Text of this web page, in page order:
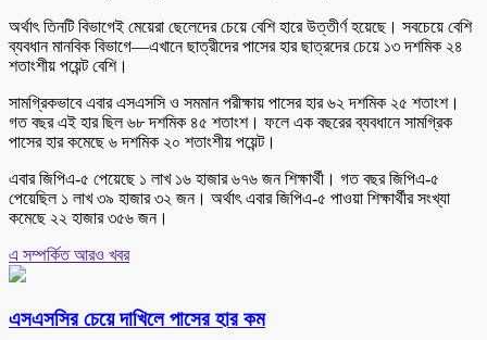
অর্থাৎ তিনটি বিভাগেই মেয়েরা ছেলেদের চেয়ে বেশি হারে উত্তীর্ণ হয়েছে। সবচেয়ে বেশি
ব্যবধান মানবিক বিভাগে—এখানে ছাত্রীদের পাসের হার ছাত্রদের চেয়ে ১৩ দশমিক ২৪
শতাংশীয় পয়েন্ট বেশি।
সামগ্রিকভাবে এবার এসএসসি ও সমমান পরীক্ষায় পাসের হার ৬২ দশমিক ২৫ শতাংশ।
গত বছর এই হার ছিল ৬৮ দশমিক ৪৫ শতাংশ। ফলে এক বছরের ব্যবধানে সামগ্রিক
পাসের হার কমেছে ৬ দশমিক ২০ শতাংশীয় পয়েন্ট।
এবার জিপিএ-৫ পেয়েছে ১ লাখ ১৬ হাজার ৬৭৬ জন শিক্ষার্থী। গত বছর জিপিএ-৫
পেয়েছিল ১ লাখ ৩৯ হাজার ৩২ জন। অর্থাৎ এবার জিপিএ-৫ পাওয়া শিক্ষার্থীর সংখ্যা
কমেছে ২২ হাজার ৩৫৬ জন।
এ সম্পর্কিত আরও খবর
এসএসসির চেয়ে দাখিলে পাসের হার কম